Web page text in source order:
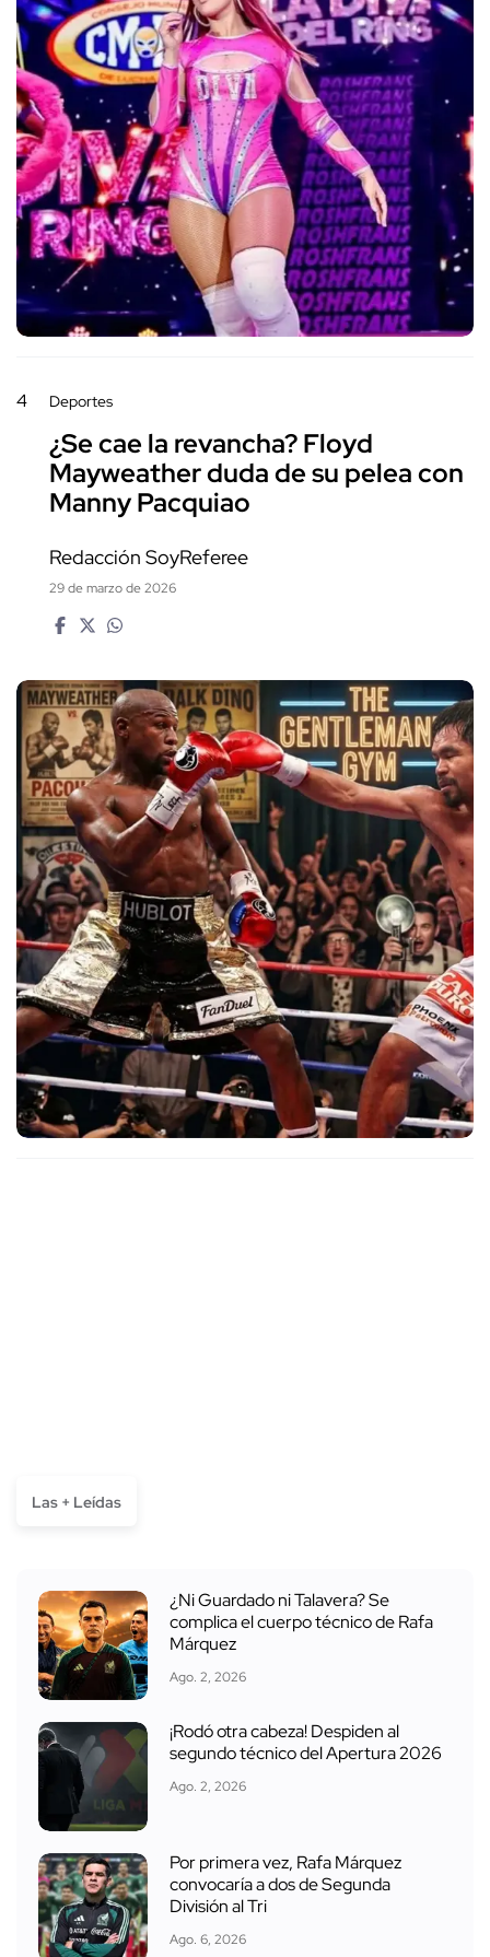
4 Deportes
¿Se cae la revancha? Floyd
Mayweather duda de su pelea con
Manny Pacquiao
Redacción SoyReferee
29 de marzo de 2026
Las + Leídas
¿Ni Guardado ni Talavera? Se
complica el cuerpo técnico de Rafa
Márquez
Ago. 2, 2026
¡Rodó otra cabeza! Despiden al
segundo técnico del Apertura 2026
Ago. 2, 2026
Por primera vez, Rafa Márquez
convocaría a dos de Segunda
División al Tri
Ago. 6, 2026